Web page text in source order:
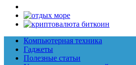
Компьютерная техника
Гаджеты
Полезные статьи